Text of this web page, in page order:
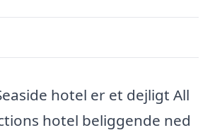
hotel er et dejligt All
hotel beliggende ned